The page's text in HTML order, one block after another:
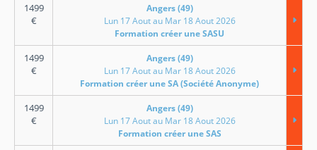
1499
€
Angers (49)
Lun 17 Aout au Mar 18 Aout 2026
Formation créer une SASU
1499
€
Angers (49)
Lun 17 Aout au Mar 18 Aout 2026
Formation créer une SA (Société Anonyme)
1499
€
Angers (49)
Lun 17 Aout au Mar 18 Aout 2026
Formation créer une SAS